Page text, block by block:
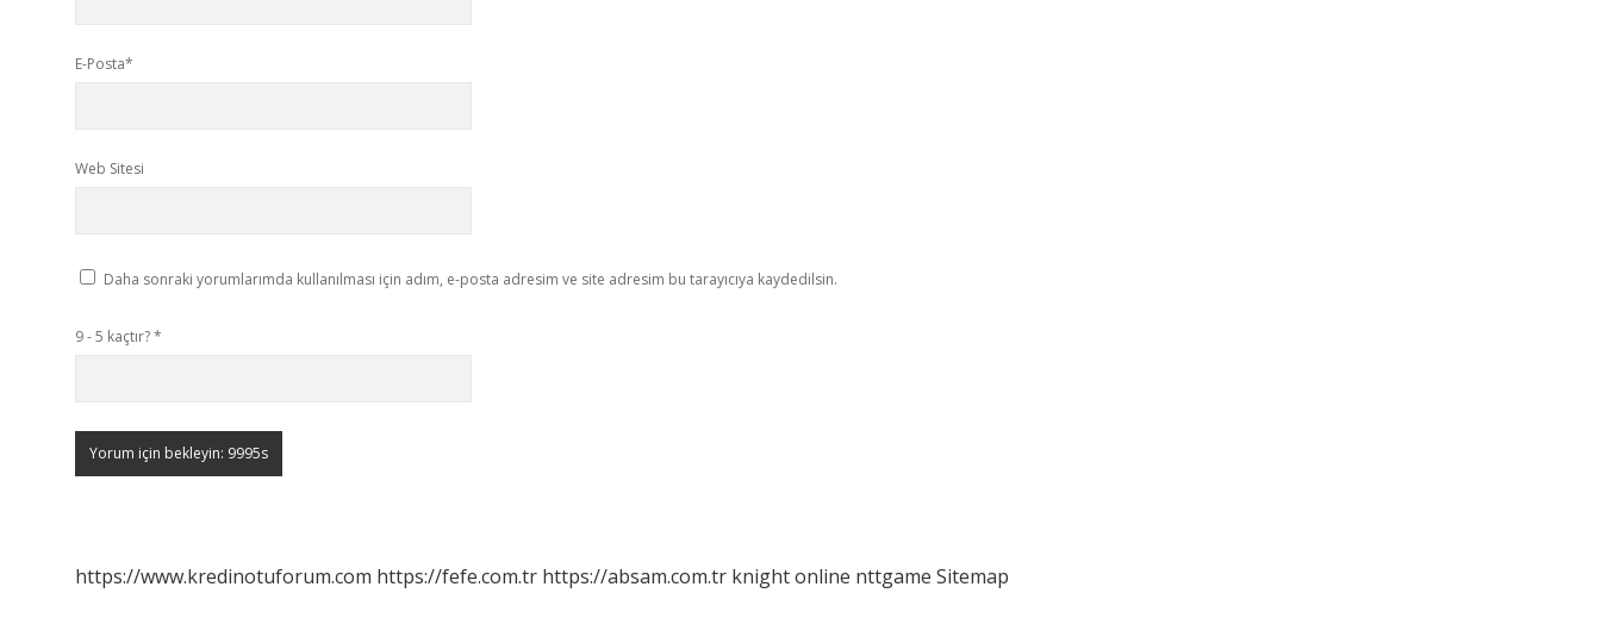
E-Posta*
Web Sitesi
Daha sonraki yorumlarımda kullanılması için adım, e-posta adresim ve site adresim bu tarayıcıya kaydedilsin.
9 - 5 kaçtır?*
https://www.kredinotuforum.com https://fefe.com.tr https://absam.com.tr knight online nttgame Sitemap